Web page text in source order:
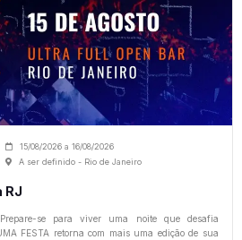
15/08/2026a 16/08/2026
A ser definido - Rio de Janeiro
RJ
se para viver uma noite que desafia
FESTA retorna com mais uma edição de sua